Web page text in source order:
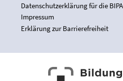
Datenschutzerklärung für die
Impressum
Erklärung zur Barrierefreiheit